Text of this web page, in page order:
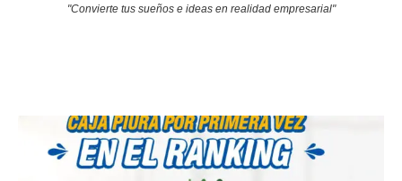
"Convierte tus sueños e ideas en realidad empresarial"